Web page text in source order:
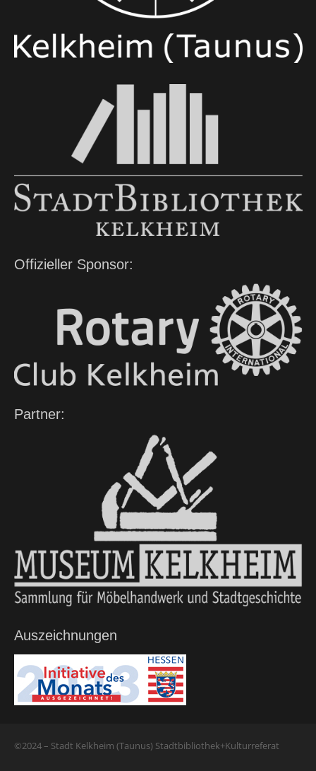
Offizieller Sponsor:
Partner:
Auszeichnungen
©2024 – Stadt Kelkheim (Taunus) Stadtbibliothek+Kulturreferat